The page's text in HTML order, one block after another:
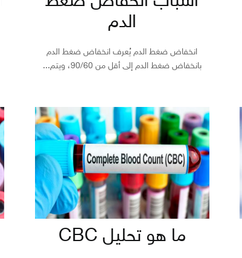
الدم
انخفاض ضغط الدم يُعرف انخفاض ضغط الدم
بانخفاض ضغط الدم إلى أقل من 90/60، ويتم...
ما هو تحليل CBC